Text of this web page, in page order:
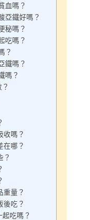
血嗎？
亞鐵好嗎？
秘嗎？
吃嗎？
？
鐵嗎？
嗎？
收嗎？
在哪？
？
重量？
後吃？
吃嗎？